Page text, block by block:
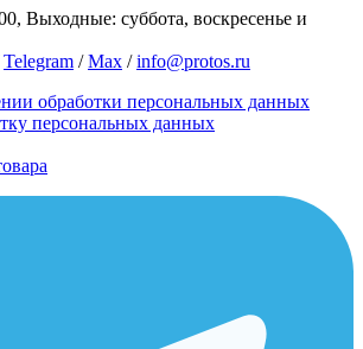
Выходные: суббота, воскресенье и
Telegram /Max /info@protos.ru
обработки персональных данных
персональных данных